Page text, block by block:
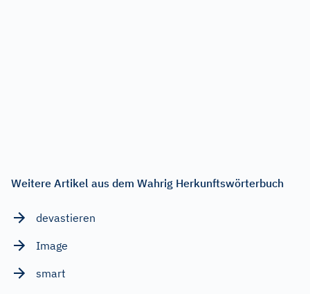
Weitere Artikel aus dem Wahrig Herkunftswörterbuch
devastieren
Image
smart